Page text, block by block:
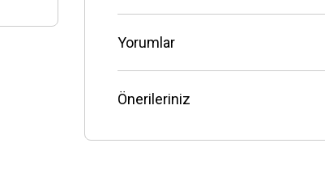
Yorumlar
Önerileriniz